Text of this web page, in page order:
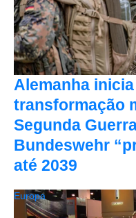
Alemanha
transformação
Segunda
Bundeswehr
até 2039
Europa